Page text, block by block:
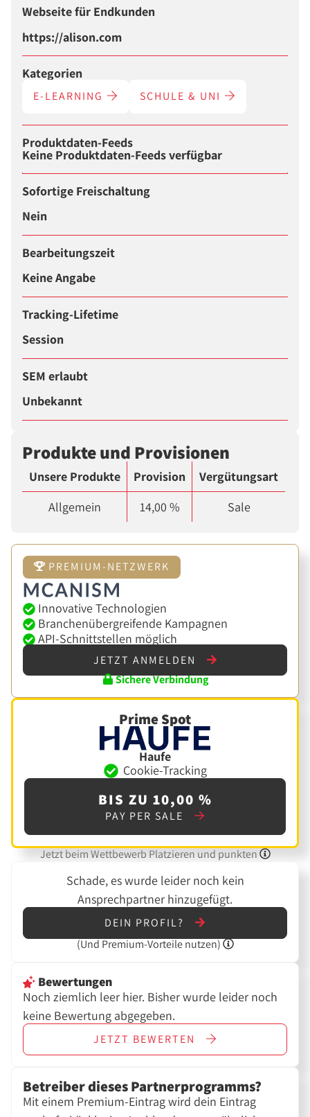
Webseite für Endkunden
https://alison.com
Kategorien
E-LEARNING SCHULE & UNI
Produktdaten-Feeds
Keine Produktdaten-Feeds verfügbar
Sofortige Freischaltung
Nein
Bearbeitungszeit
Keine Angabe
Tracking-Lifetime
Session
SEM erlaubt
Unbekannt
Produkte und Provisionen
Unsere Produkte Provision
Vergütungsart
Allgemein
14,00 % Sale
PREMIUM-NETZWERK
Innovative Technologien
Branchenübergreifende Kampagnen
API-Schnittstellen möglich
JETZT ANMELDEN
Sichere Verbindung
Prime Spot
Haufe
Cookie-Tracking
BIS ZU 10,00 %
PAY PER SALE
Jetzt beim Wettbewerb Platzieren und punkten
Schade, es wurde leider noch kein
Ansprechpartner hinzugefügt.
DEIN PROFIL?
(UndPremium-Vorteile nutzen)
Bewertungen
Noch ziemlich leer hier. Bisher wurde leider noch
keine Bewertung abgegeben.
JETZT BEWERTEN
Betreiber dieses Partnerprogramms?
Mit einem Premium-Eintrag wird dein Eintrag